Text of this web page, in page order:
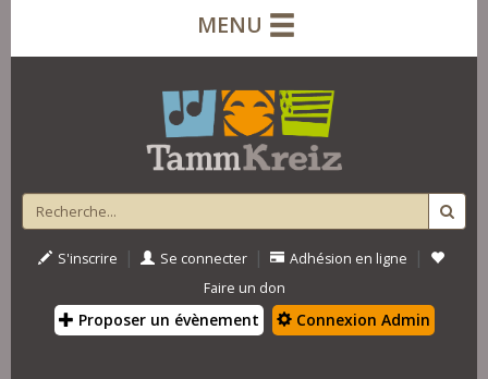
MENU
S'inscrire | Se connecter | Adhésion en ligne |
Faire un don
Proposer un évènement Connexion Admin